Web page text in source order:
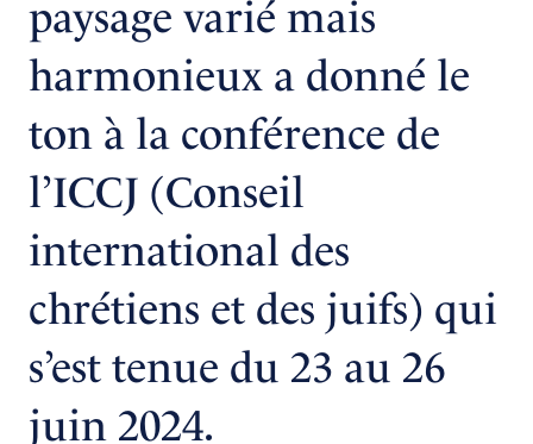
paysage varié mais
harmonieux a donné le
ton à la conférence de
l’ICCJ (Conseil
international des
chrétiens et des juifs) qui
s’est tenue du 23 au 26
juin 2024.